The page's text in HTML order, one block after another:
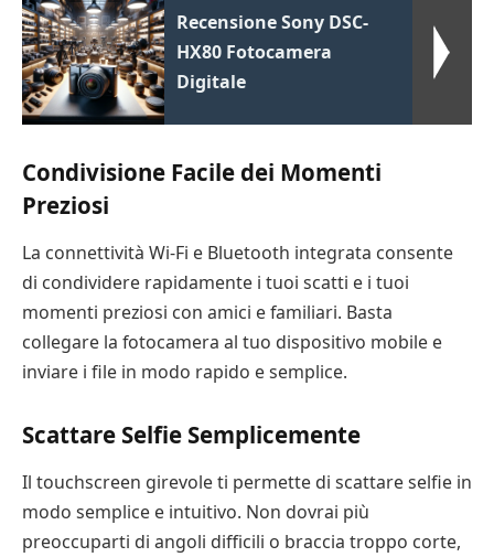
Recensione Sony DSC-
HX80 Fotocamera
Digitale
Condivisione Facile dei Momenti
Preziosi
La connettività Wi-Fi e Bluetooth integrata consente
di condividere rapidamente i tuoi scatti e i tuoi
momenti preziosi con amici e familiari. Basta
collegare la fotocamera al tuo dispositivo mobile e
inviare i file in modo rapido e semplice.
Scattare Selfie Semplicemente
Il touchscreen girevole ti permette di scattare selfie in
modo semplice e intuitivo. Non dovrai più
preoccuparti di angoli difficili o braccia troppo corte,